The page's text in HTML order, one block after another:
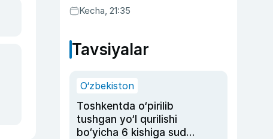
qilindi
Kecha, 21:35
Tavsiyalar
O‘zbekiston
Toshkentda o‘pirilib
tushgan yo‘l qurilishi
bo‘yicha 6 kishiga sud